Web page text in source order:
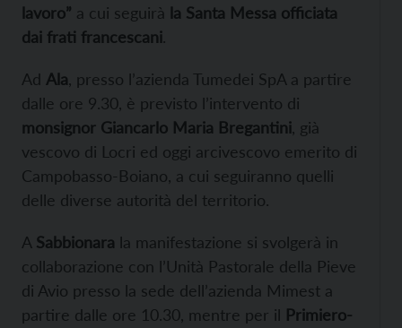
lavoro” a cui seguirà la Santa Messa officiata
dai frati francescani.
Ad Ala , presso l’azienda Tumedei SpA a partire
dalle ore 9.30, è previsto l’intervento di
monsignor Giancarlo Maria Bregantini , già
vescovo di Locri ed oggi arcivescovo emerito di
Campobasso-Boiano, a cui seguiranno quelli
delle diverse autorità del territorio.
A Sabbionara la manifestazione si svolgerà in
collaborazione con l’Unità Pastorale della Pieve
di Avio presso la sede dell’azienda Mimest a
partire dalle ore 10.30, mentre per il Primiero-